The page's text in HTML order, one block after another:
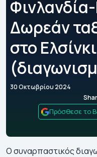
Δωρεάν
στο Ελσίνκι
30 Οκτωβρίου 2024
Πρόσθεσε το
Ο συναρπαστικός